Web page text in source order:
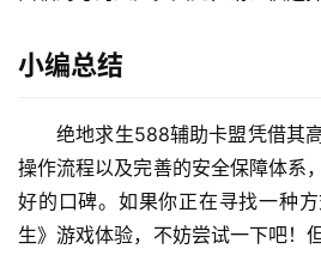
小编总结
绝地求生588辅助卡盟凭借其
操作流程以及完善的安全保障体系
好的口碑。如果你正在寻找一种
生》游戏体验，不妨尝试一下吧！